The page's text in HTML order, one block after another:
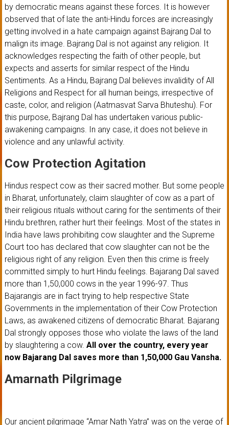
by democratic means against these forces. It is however
observed that of late the anti-Hindu forces are increasingly
getting involved in a hate campaign against Bajrang Dal to
malign its image. Bajrang Dal is not against any religion. It
acknowledges respecting the faith of other people, but
expects and asserts for similar respect of the Hindu
Sentiments. As a Hindu, Bajrang Dal believes invalidity of All
Religions and Respect for all human beings, irrespective of
caste, color, and religion (Aatmasvat Sarva Bhuteshu). For
this purpose, Bajrang Dal has undertaken various public-
awakening campaigns. In any case, it does not believe in
violence and any unlawful activity.
Cow Protection Agitation
Hindus respect cow as their sacred mother. But some people
in Bharat, unfortunately, claim slaughter of cow as a part of
their religious rituals without caring for the sentiments of their
Hindu brethren, rather hurt their feelings. Most of the states in
India have laws prohibiting cow slaughter and the Supreme
Court too has declared that cow slaughter can not be the
religious right of any religion. Even then this crime is freely
committed simply to hurt Hindu feelings. Bajarang Dal saved
more than 1,50,000 cows in the year 1996-97. Thus
Bajarangis are in fact trying to help respective State
Governments in the implementation of their Cow Protection
Laws, as awakened citizens of democratic Bharat. Bajarang
Dal strongly opposes those who violate the laws of the land
by slaughtering a cow. All over the country, every year
now Bajarang Dal saves more than 1,50,000 Gau Vansha.
Amarnath Pilgrimage
Our ancient pilgrimage “Amar Nath Yatra” was on the verge of